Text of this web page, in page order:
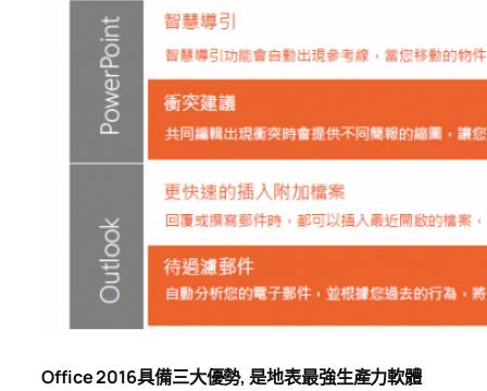
Office 2016具備三大優勢, 是地表最強生產力軟體